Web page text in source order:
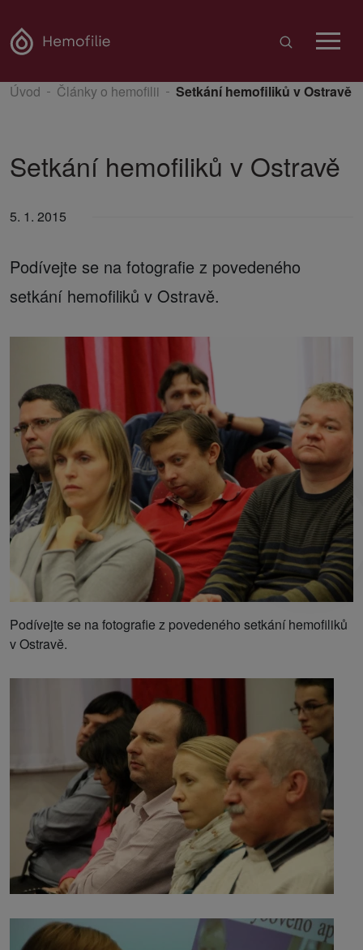
Úvod Články o hemofilii Setkání hemofiliků v Ostravě
Setkání hemofiliků v Ostravě
5. 1. 2015
Podívejte se na fotografie z povedeného
setkání hemofiliků v Ostravě.
Podívejte se na fotografie z povedeného setkání hemofiliků
v Ostravě.